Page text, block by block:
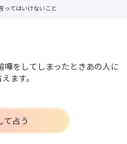
ってはいけないこと
をしてしまったときあの人に
ます。
て占う